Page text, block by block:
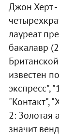
Джон Херт -
лауреат
бакалавр
известен
экспресс",
"Контакт",
2: Золотая
значит